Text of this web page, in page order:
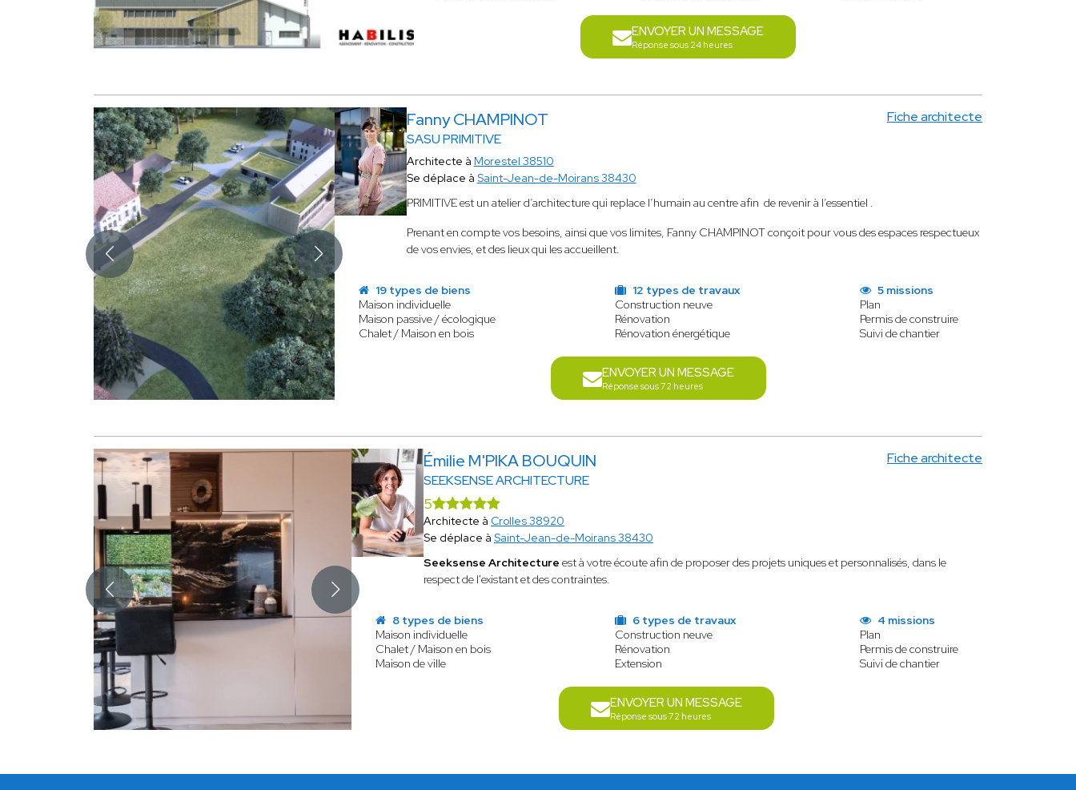
ENVOYER UN MESSAGE
Réponse sous 24 heures
Fanny CHAMPINOT
SASU PRIMITIVE
Fiche architecte
Architecte à Morestel 38510
Se déplace à Saint-Jean-de-Moirans 38430
PRIMITIVE est un atelier d’architecture qui replace l’humain au centre afin de revenir à l’essentiel .
Prenant en compte vos besoins, ainsi que vos limites, Fanny CHAMPINOT conçoit pour vous des espaces respectueux
de vos envies, et des lieux qui les accueillent.
19 types de biens
Maison individuelle
Maison passive / écologique
Chalet / Maison en bois
12 types de travaux
Construction neuve
Rénovation
Rénovation énergétique
5 missions
Plan
Permis de construire
Suivi de chantier
ENVOYER UN MESSAGE
Réponse sous 72 heures
Émilie M'PIKA BOUQUIN
SEEKSENSE ARCHITECTURE
Fiche architecte
5
Architecte à Crolles 38920
Se déplace à Saint-Jean-de-Moirans 38430
Seeksense Architecture est à votre écoute afin de proposer des projets uniques et personnalisés, dans le
respect de l'existant et des contraintes.
8 types de biens
Maison individuelle
Chalet / Maison en bois
Maison de ville
6 types de travaux
Construction neuve
Rénovation
Extension
4 missions
Plan
Permis de construire
Suivi de chantier
ENVOYER UN MESSAGE
Réponse sous 72 heures